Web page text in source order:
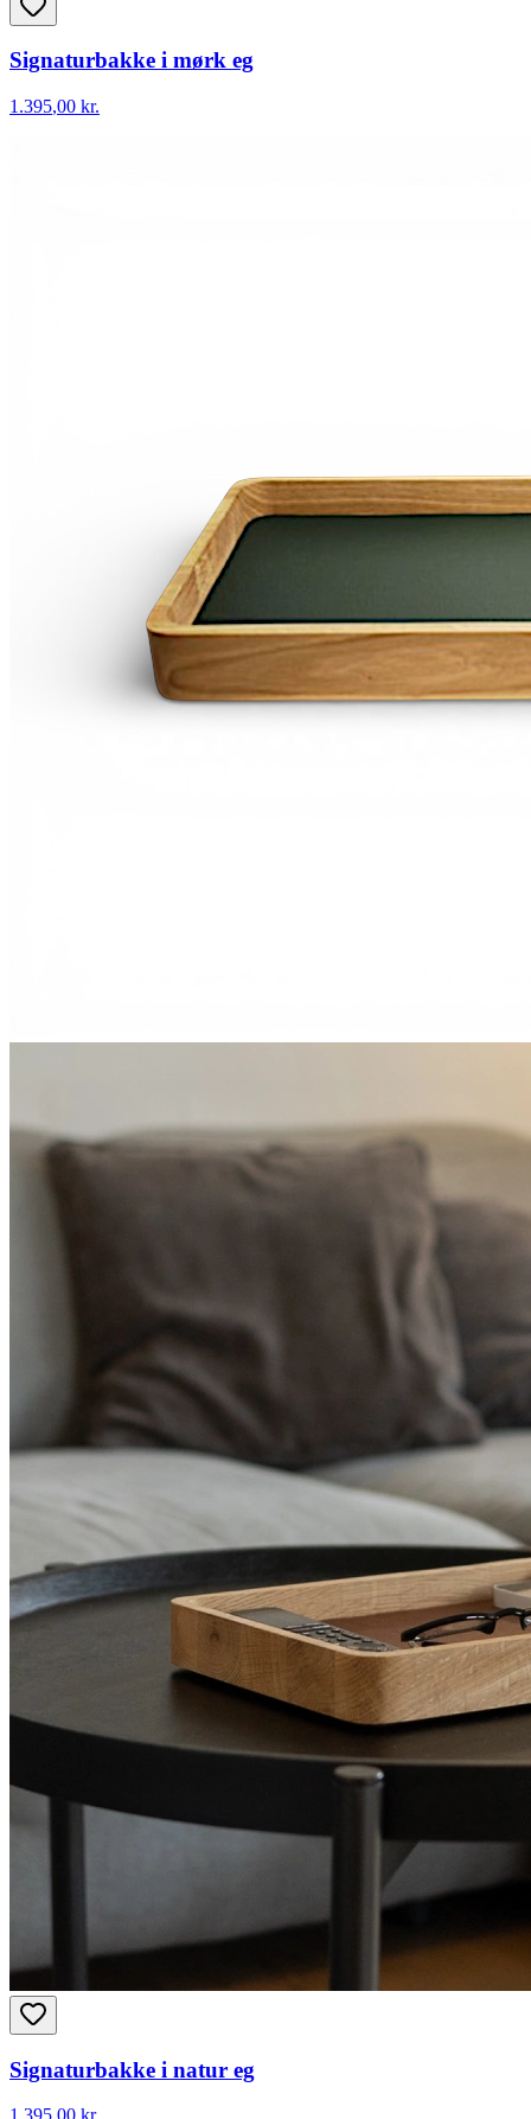
Signaturbakke i mørk eg
1.395,00 kr.
Signaturbakke i natur eg